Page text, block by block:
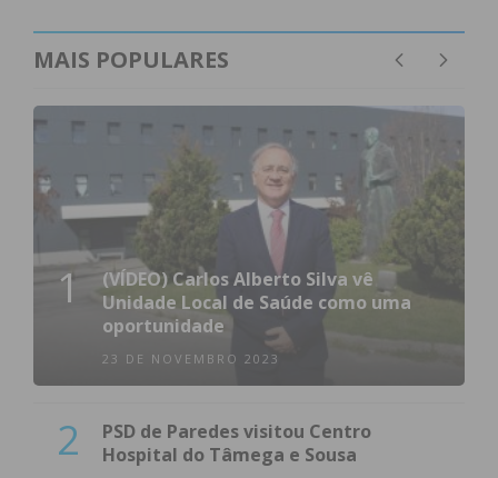
MAIS POPULARES
1
(VÍDEO) Carlos Alberto Silva vê
Unidade Local de Saúde como uma
oportunidade
23 DE NOVEMBRO 2023
2
PSD de Paredes visitou Centro
Hospital do Tâmega e Sousa